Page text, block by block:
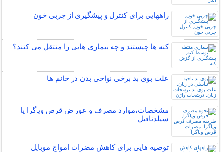
راههایی برای کنترل و پیشگیری از چربی خون
کنه ها چیستند و چه بیماری هایی را منتقل می کنند؟
علت بوی بد برخی نواحی بدن در خانم ها
مشخصات،موارد مصرف و عوراض قرص ویاگرا یا
سیلدنافیل
توصیه هایی برای کاهش مضرات امواج موبایل